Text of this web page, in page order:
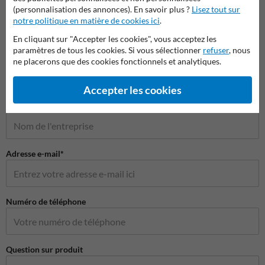
Poser votre question à MiroirdeCirculation.be
Nom*
Nom de l'entreprise
Adresse e-mail*
Numéro de téléphone
Question sur produit
(personnalisation des annonces). En savoir plus ? Lisez tout sur
notre politique en matière de cookies ici.
En cliquant sur "Accepter les cookies", vous acceptez les
paramètres de tous les cookies. Si vous sélectionner refuser, nous
ne placerons que des cookies fonctionnels et analytiques.
Accepter les cookies